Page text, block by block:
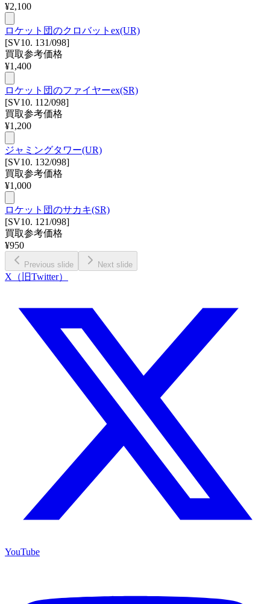
¥2,100
ロケット団のクロバットex(UR)
[SV10. 131/098]
買取参考価格
¥1,400
ロケット団のファイヤーex(SR)
[SV10. 112/098]
買取参考価格
¥1,200
ジャミングタワー(UR)
[SV10. 132/098]
買取参考価格
¥1,000
ロケット団のサカキ(SR)
[SV10. 121/098]
買取参考価格
¥950
Previous slide Next slide
X（旧Twitter）
YouTube